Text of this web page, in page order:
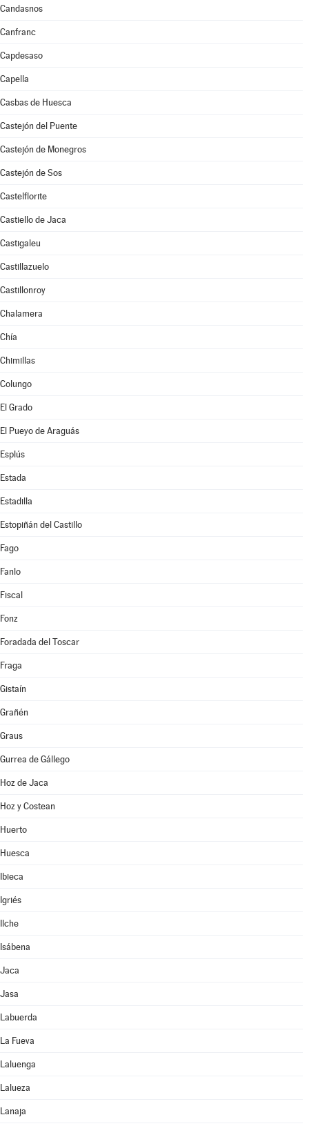
Candasnos
Canfranc
Capdesaso
Capella
Casbas de Huesca
Castejón del Puente
Castejón de Monegros
Castejón de Sos
Castelflorite
Castiello de Jaca
Castigaleu
Castillazuelo
Castillonroy
Chalamera
Chía
Chimillas
Colungo
El Grado
El Pueyo de Araguás
Esplús
Estada
Estadilla
Estopiñán del Castillo
Fago
Fanlo
Fiscal
Fonz
Foradada del Toscar
Fraga
Gistaín
Grañén
Graus
Gurrea de Gállego
Hoz de Jaca
Hoz y Costean
Huerto
Huesca
Ibieca
Igriés
Ilche
Isábena
Jaca
Jasa
Labuerda
La Fueva
Laluenga
Lalueza
Lanaja